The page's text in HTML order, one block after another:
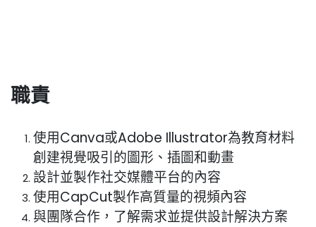
職責
使用Canva或Adobe Illustrator為教育材料
創建視覺吸引的圖形、插圖和動畫
設計並製作社交媒體平台的內容
使用CapCut製作高質量的視頻內容
與團隊合作，了解需求並提供設計解決方案​